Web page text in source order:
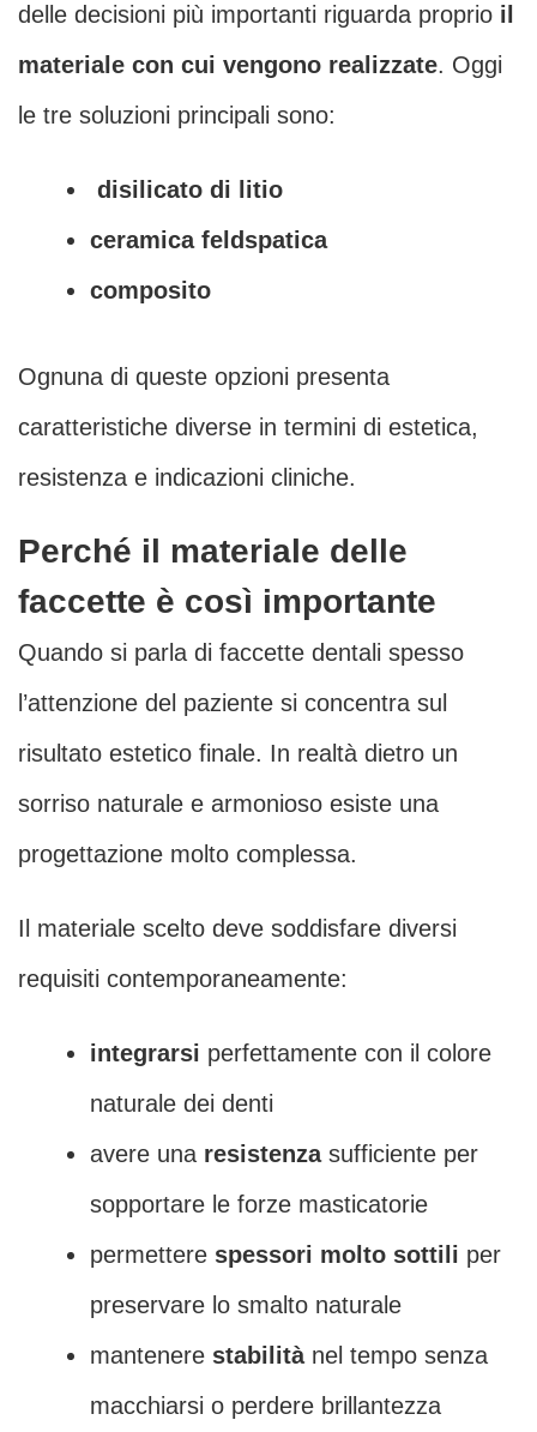
delle decisioni più importanti riguarda proprio il
materiale con cui vengono realizzate. Oggi
le tre soluzioni principali sono:
disilicato di litio
ceramica feldspatica
composito
Ognuna di queste opzioni presenta
caratteristiche diverse in termini di estetica,
resistenza e indicazioni cliniche.
Perché il materiale delle
faccette è così importante
Quando si parla di faccette dentali spesso
l’attenzione del paziente si concentra sul
risultato estetico finale. In realtà dietro un
sorriso naturale e armonioso esiste una
progettazione molto complessa.
Il materiale scelto deve soddisfare diversi
requisiti contemporaneamente:
integrarsi perfettamente con il colore
naturale dei denti
avere una resistenzasufficiente per
sopportare le forze masticatorie
permettere spessori molto sottili per
preservare lo smalto naturale
mantenere stabilitànel tempo senza
macchiarsi o perdere brillantezza